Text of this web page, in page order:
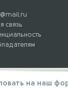
связь
на наш